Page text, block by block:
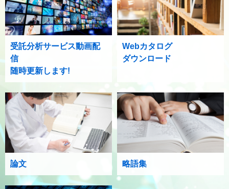
受託分析サービス動画配
信
随時更新します!
Webカタログ
ダウンロード
論文 略語集